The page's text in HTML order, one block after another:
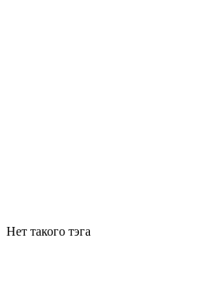
Нет такого тэга